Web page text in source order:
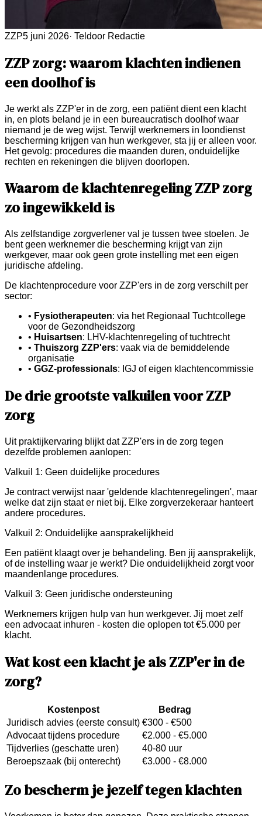
ZZP5 juni 2026· Teldoor Redactie
ZZP zorg: waarom klachten indienen
een doolhof is
Je werkt als ZZP'er in de zorg, een patiënt dient een klacht
in, en plots beland je in een bureaucratisch doolhof waar
niemand je de weg wijst. Terwijl werknemers in loondienst
bescherming krijgen van hun werkgever, sta jij er alleen voor.
Het gevolg: procedures die maanden duren, onduidelijke
rechten en rekeningen die blijven doorlopen.
Waarom de klachtenregeling ZZP zorg
zo ingewikkeld is
Als zelfstandige zorgverlener val je tussen twee stoelen. Je
bent geen werknemer die bescherming krijgt van zijn
werkgever, maar ook geen grote instelling met een eigen
juridische afdeling.
De klachtenprocedure voor ZZP'ers in de zorg verschilt per
sector:
• Fysiotherapeuten: via het Regionaal Tuchtcollege
voor de Gezondheidszorg
• Huisartsen: LHV-klachtenregeling of tuchtrecht
• Thuiszorg ZZP'ers: vaak via de bemiddelende
organisatie
• GGZ-professionals: IGJ of eigen klachtencommissie
De drie grootste valkuilen voor ZZP
zorg
Uit praktijkervaring blijkt dat ZZP'ers in de zorg tegen
dezelfde problemen aanlopen:
Valkuil 1: Geen duidelijke procedures
Je contract verwijst naar 'geldende klachtenregelingen', maar
welke dat zijn staat er niet bij. Elke zorgverzekeraar hanteert
andere procedures.
Valkuil 2: Onduidelijke aansprakelijkheid
Een patiënt klaagt over je behandeling. Ben jij aansprakelijk,
of de instelling waar je werkt? Die onduidelijkheid zorgt voor
maandenlange procedures.
Valkuil 3: Geen juridische ondersteuning
Werknemers krijgen hulp van hun werkgever. Jij moet zelf
een advocaat inhuren - kosten die oplopen tot €5.000 per
klacht.
Wat kost een klacht je als ZZP'er in de
zorg?
Kostenpost
Bedrag
Juridisch advies (eerste consult) €300 - €500
Advocaat tijdens procedure
€2.000 - €5.000
Tijdverlies (geschatte uren)
40-80 uur
Beroepszaak (bij onterecht)
€3.000 - €8.000
Zo bescherm je jezelf tegen klachten